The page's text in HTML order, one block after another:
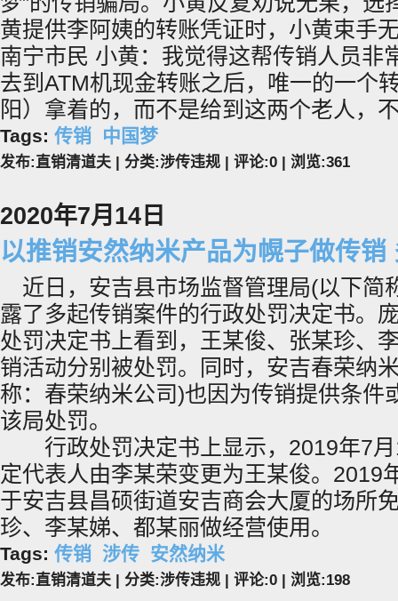
黄提供李阿姨的转账凭证时，小黄束手
南宁市民 小黄：我觉得这帮传销人员非
去到ATM机现金转账之后，唯一的一个
阳）拿着的，而不是给到这两个老人，
Tags: 传销 中国梦
发布:直销清道夫 | 分类:涉传违规 | 评论:0 | 浏览:361
2020年7月14日
以推销安然纳米产品为幌子做传
近日，安吉县市场监督管理局(以下简
露了多起传销案件的行政处罚决定书。
处罚决定书上看到，王某俊、张某珍、
销活动分别被处罚。同时，安吉春荣纳
称：春荣纳米公司)也因为传销提供条件
该局处罚。
行政处罚决定书上显示，2019年7月
定代表人由李某荣变更为王某俊。2019
于安吉县昌硕街道安吉商会大厦的场所
珍、李某娣、都某丽做经营使用。
Tags: 传销 涉传 安然纳米
发布:直销清道夫 | 分类:涉传违规 | 评论:0 | 浏览:198